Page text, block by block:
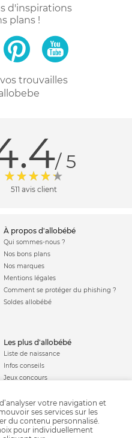
d'inspirations
plans !
trouvailles
/ 5
511 avis client
à propos d'allobébé
Qui sommes-nous ?
Nos bons plans
Nos marques
Mentions légales
Comment se protéger du phishing ?
Soldes allobébé
les plus d'allobébé
Liste de naissance
Infos conseils
Jeux concours
Parrainage
Paiement sécurisé
votre navigation et
ses services sur les
du contenu personnalisé.
pour individuellement